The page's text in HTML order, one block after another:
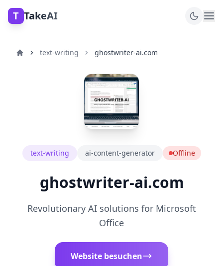
T TakeAI
text-writing ghostwriter-ai.com
text-writing ai-content-generator Offline
ghostwriter-ai.com
Revolutionary AI solutions for Microsoft
Office
Website besuchen